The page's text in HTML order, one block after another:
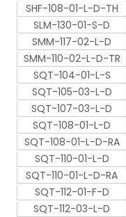
SHF-108-01-L-D-TH
SLM-130-01-S-D
SMM-117-02-L-D
SMM-110-02-L-D-TR
SQT-104-01-L-S
SQT-105-03-L-D
SQT-107-03-L-D
SQT-108-01-L-D
SQT-108-01-L-D-RA
SQT-110-01-L-D
SQT-110-01-L-D-RA
SQT-112-01-F-D
SQT-112-03-L-D